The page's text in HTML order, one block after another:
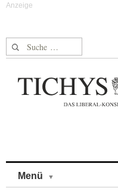
Suche nach:
Menü